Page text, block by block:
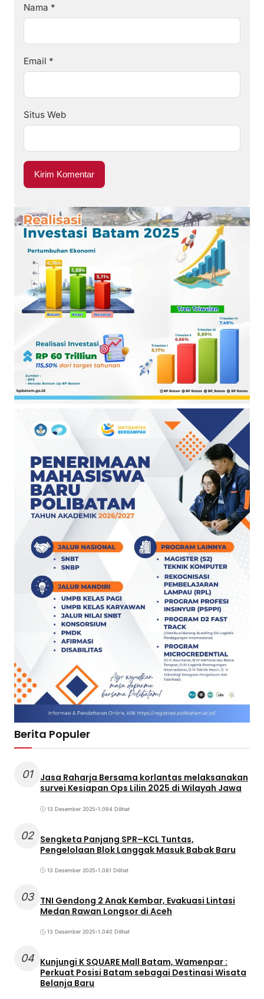
Nama *
Email *
Situs Web
Berita Populer
01
Jasa Raharja Bersama korlantas melaksanakan
survei Kesiapan Ops Lilin 2025 di Wilayah Jawa
13 Desember 2025•1.094 Dilihat
02 Sengketa Panjang SPR–KCL Tuntas,
Pengelolaan Blok Langgak Masuk Babak Baru
13 Desember 2025•1.081 Dilihat
03 TNI Gendong 2 Anak Kembar, Evakuasi Lintasi
Medan Rawan Longsor di Aceh
13 Desember 2025•1.040 Dilihat
04 Kunjungi K SQUARE Mall Batam, Wamenpar :
Perkuat Posisi Batam sebagai Destinasi Wisata
Belanja Baru